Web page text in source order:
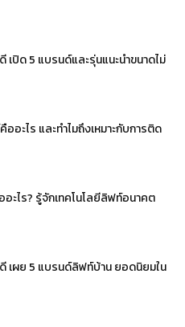
เปิด 5 แบรนด์และรุ่นแนะนำขนาดไม่
ะไร และทำไมถึงเหมาะกับการติด
ะไร? รู้จักเทคโนโลยีลิฟท์อนาคต
เผย 5 แบรนด์ลิฟท์บ้าน ยอดนิยมใน